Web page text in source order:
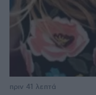
πριν 41 λεπτά